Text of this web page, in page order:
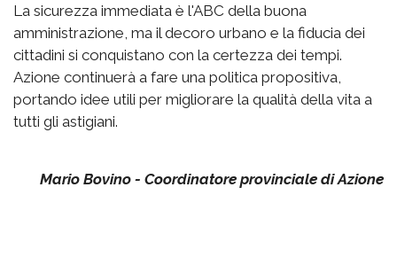
La sicurezza immediata è l'ABC della buona
amministrazione, ma il decoro urbano e la fiducia dei
cittadini si conquistano con la certezza dei tempi.
Azione continuerà a fare una politica propositiva,
portando idee utili per migliorare la qualità della vita a
tutti gli astigiani.
Mario Bovino - Coordinatore provinciale di Azione